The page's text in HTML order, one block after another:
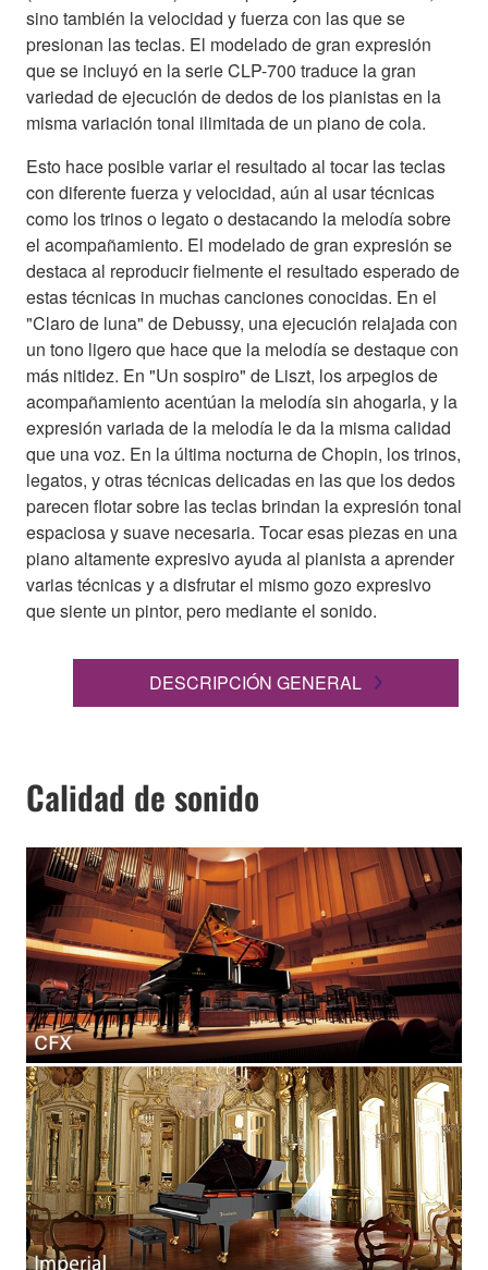
sino también la velocidad y fuerza con las que se
presionan las teclas. El modelado de gran expresión
que se incluyó en la serie CLP-700 traduce la gran
variedad de ejecución de dedos de los pianistas en la
misma variación tonal ilimitada de un piano de cola.
Esto hace posible variar el resultado al tocar las teclas
con diferente fuerza y velocidad, aún al usar técnicas
como los trinos o legato o destacando la melodía sobre
el acompañamiento. El modelado de gran expresión se
destaca al reproducir fielmente el resultado esperado de
estas técnicas in muchas canciones conocidas. En el
"Claro de luna" de Debussy, una ejecución relajada con
un tono ligero que hace que la melodía se destaque con
más nitidez. En "Un sospiro" de Liszt, los arpegios de
acompañamiento acentúan la melodía sin ahogarla, y la
expresión variada de la melodía le da la misma calidad
que una voz. En la última nocturna de Chopin, los trinos,
legatos, y otras técnicas delicadas en las que los dedos
parecen flotar sobre las teclas brindan la expresión tonal
espaciosa y suave necesaria. Tocar esas piezas en una
piano altamente expresivo ayuda al pianista a aprender
varias técnicas y a disfrutar el mismo gozo expresivo
que siente un pintor, pero mediante el sonido.
DESCRIPCIÓN GENERAL
Calidad de sonido